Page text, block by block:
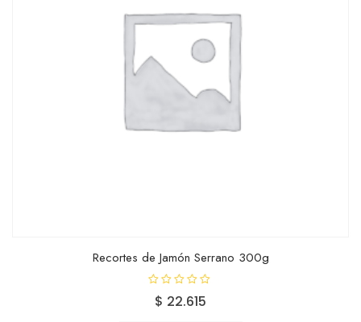
Recortes de Jamón Serrano 300g
$ 22.615